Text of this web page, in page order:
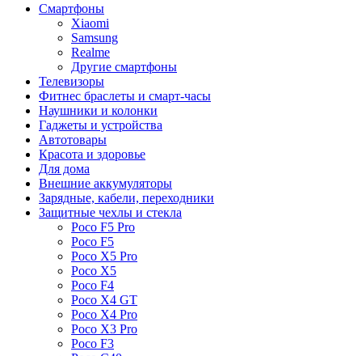
Смартфоны
Xiaomi
Samsung
Realme
Другие смартфоны
Телевизоры
Фитнес браслеты и смарт-часы
Наушники и колонки
Гаджеты и устройства
Автотовары
Красота и здоровье
Для дома
Внешние аккумуляторы
Зарядные, кабели, переходники
Защитные чехлы и стекла
Poco F5 Pro
Poco F5
Poco X5 Pro
Poco X5
Poco F4
Poco X4 GT
Poco X4 Pro
Poco X3 Pro
Poco F3